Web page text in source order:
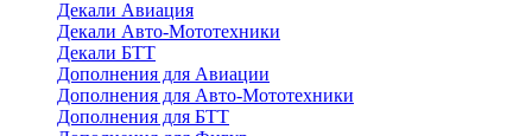
Декали Авиация
Декали Авто-Мототехники
Декали БТТ
Дополнения для Авиации
Дополнения для Авто-Мототехники
Дополнения для БТТ